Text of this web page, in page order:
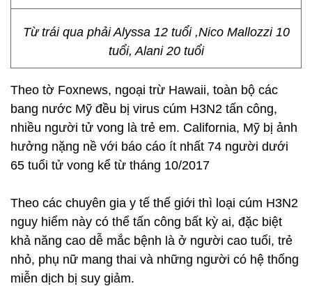
Từ trái qua phải Alyssa 12 tuổi ,Nico Mallozzi 10
tuổi, Alani 20 tuổi
Theo tờ Foxnews, ngoại trừ Hawaii, toàn bộ các
bang nước Mỹ đều bị virus cúm H3N2 tấn công,
nhiều người tử vong là trẻ em. California, Mỹ bị ảnh
hưởng nặng nề với báo cáo ít nhất 74 người dưới
65 tuổi tử vong kể từ tháng 10/2017
Theo các chuyên gia y tế thế giới thì loại cúm H3N2
nguy hiểm này có thể tấn công bất kỳ ai, đặc biệt
khả năng cao dễ mắc bệnh là ở người cao tuổi, trẻ
nhỏ, phụ nữ mang thai và những người có hệ thống
miễn dịch bị suy giảm.